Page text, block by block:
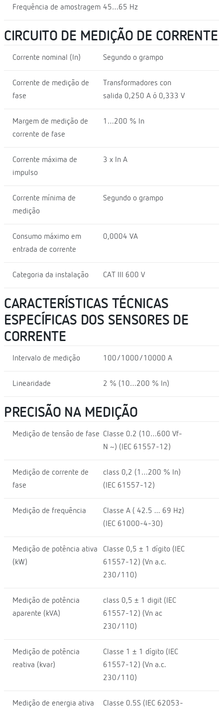
Frequência de amostragem 45…65 Hz
CIRCUITO DE MEDIÇÃO DE CORRENTE
Corrente nominal (In) Segundo o grampo
Corrente de medição de
fase
Transformadores con
salida 0,250 A ó 0,333 V
Margem de medição de
corrente de fase
1…200 % In
Corrente máxima de
impulso
3 x In A
Corrente mínima de
medição
Segundo o grampo
Consumo máximo em
entrada de corrente
0,0004 VA
Categoria da instalação CAT III 600 V
CARACTERÍSTICAS TÉCNICAS
ESPECÍFICAS DOS SENSORES DE
CORRENTE
Intervalo de medição 100/1000/10000 A
Linearidade 2 % (10…200 % In)
PRECISÃO NA MEDIÇÃO
Medição de tensão de fase Classe 0.2 (10…600 Vf-
N ~) (IEC 61557-12)
Medição de corrente de
fase
class 0,2 (1…200 % In)
(IEC 61557-12)
Medição de frequência
Classe A ( 42.5 ... 69 Hz)
(IEC 61000-4-30)
Medição de potência ativa
(kW)
Classe 0,5 ± 1 dígito (IEC
61557-12) (Vn a.c.
230/110)
Medição de potência
aparente (kVA)
class 0,5 ± 1 digit (IEC
61557-12) (Vn ac
230/110)
Medição de potência
reativa (kvar)
Classe 1 ± 1 dígito (IEC
61557-12) (Vn a.c.
230/110)
Medição de energia ativa Classe 0.5S (IEC 62053-